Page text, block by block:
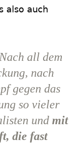
also auch
all dem
nach
gegen das
so vieler
und mit
die fast